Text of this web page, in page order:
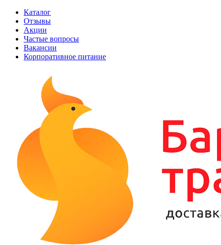
Каталог
Отзывы
Акции
Частые вопросы
Вакансии
Корпоративное питание